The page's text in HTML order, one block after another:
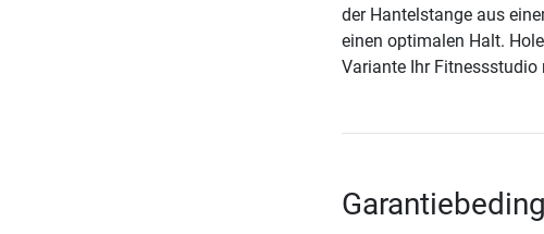
der Hantelstange aus
einen optimalen Halt.
Variante Ihr Fitnessstudio